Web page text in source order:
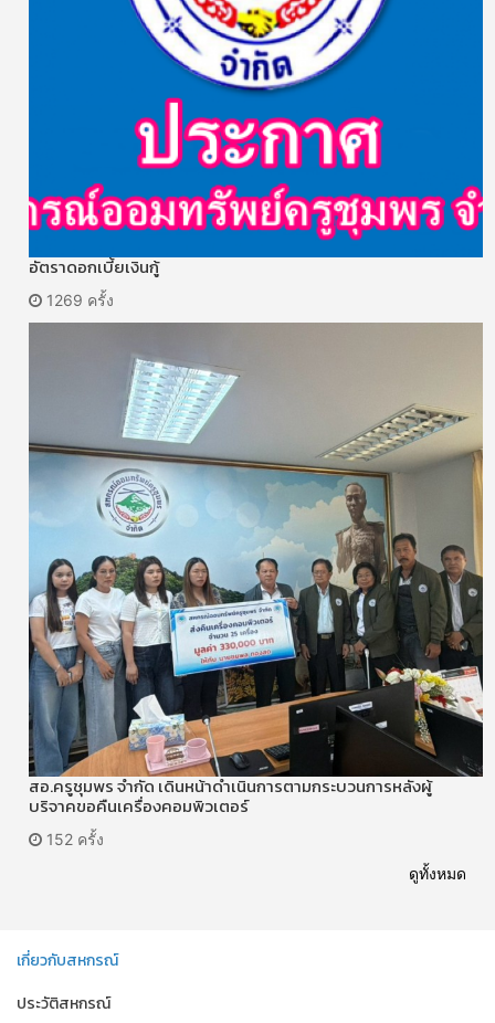
อัตราดอกเบี้ยเงินกู้
1269 ครั้ง
สอ.ครูชุมพร จำกัด เดินหน้าดำเนินการตามกระบวนการหลังผู้
บริจาคขอคืนเครื่องคอมพิวเตอร์
152 ครั้ง
ดูทั้งหมด
เกี่ยวกับสหกรณ์
ประวัติสหกรณ์